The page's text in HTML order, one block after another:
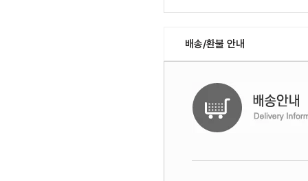
배송/환불 안내